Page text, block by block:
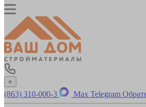
×
(863) 310-000-3 Max Telegram